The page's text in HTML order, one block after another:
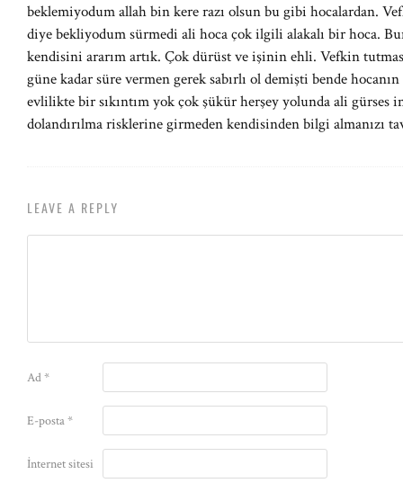
beklemiyodum allah bin kere razı olsun bu gibi hocalardan.
diye bekliyodum sürmedi ali hoca çok ilgili alakalı bir hoca.
kendisini ararım artık. Çok dürüst ve işinin ehli. Vefkin
güne kadar süre vermen gerek sabırlı ol demişti bende
evlilikte bir sıkıntım yok çok şükür herşey yolunda ali gürses
dolandırılma risklerine girmeden kendisinden bilgi almanızı
LEAVE A REPLY
Ad*
E-posta*
İnternet sitesi